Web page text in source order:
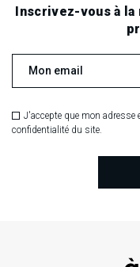
Inscrivez-vous à
J'accepte que mon adresse
confidentialité du site.